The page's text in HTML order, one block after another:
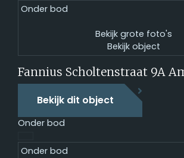
Onder bod
Bekijk grote foto's
Bekijk object
Fannius Scholtenstraat 9A
Bekijk dit object
Onder bod
Onder bod